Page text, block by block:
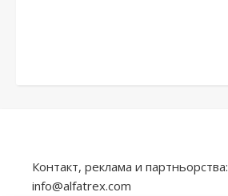
Контакт, реклама и партньорства:
info@alfatrex.com